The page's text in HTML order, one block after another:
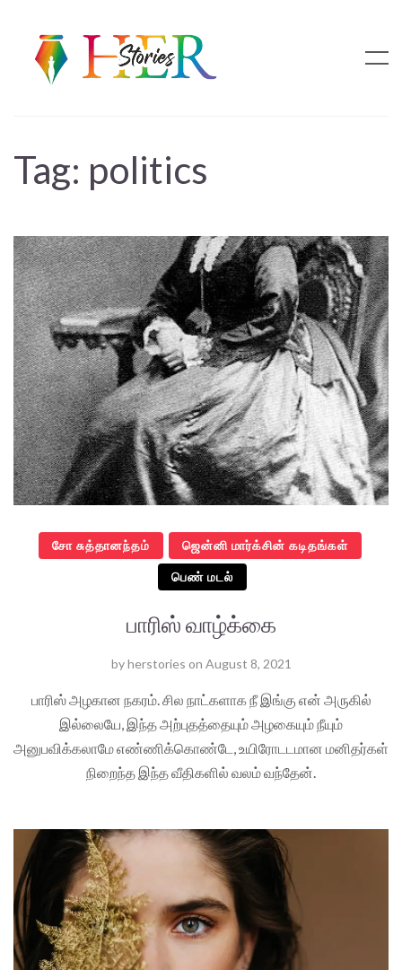
Tag: politics
சோ சுத்தானந்தம் ஜென்னி மார்க்சின் கடிதங்கள்
பெண் மடல்
பாரிஸ் வாழ்க்கை
byherstories on August 8, 2021
பாரிஸ் அழகான நகரம். சில நாட்களாக நீ இங்கு என் அருகில்
இல்லையே, இந்த அற்புதத்தையும் அழகையும் நீயும்
அனுபவிக்கலாமே எண்ணிக்கொண்டே, உயிரோடடமான மனிதர்கள்
நிறைந்த இந்த வீதிகளில் வலம் வந்தேன்.